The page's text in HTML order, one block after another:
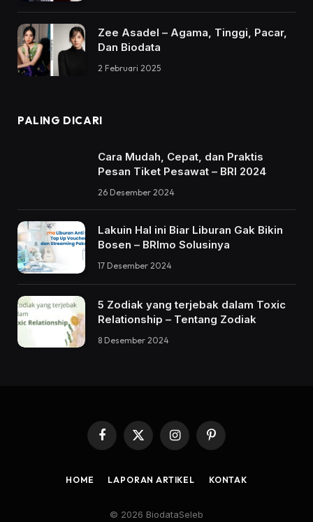
Zee Asadel – Agama, Tinggi, Pacar,
Dan Biodata
2 Februari 2025
PALING DICARI
Cara Mudah, Cepat, dan Praktis
Pesan Tiket Pesawat – BRI 2024
26 Desember 2024
Lakuin Hal ini Biar Liburan Gak Bikin
Bosen – BRImo Solusinya
17 Desember 2024
5 Zodiak yang terjebak dalam Toxic
Relationship – Tentang Zodiak
8 Desember 2024
Facebook
X
InstagramPinterest
HOME LAPORAN ARTIKEL KONTAK
© 2026 BiodataSeleb